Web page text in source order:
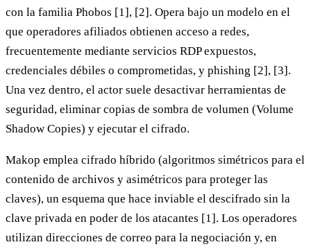
con la familia Phobos [1], [2]. Opera bajo un modelo en el
que operadores afiliados obtienen acceso a redes,
frecuentemente mediante servicios RDP expuestos,
credenciales débiles o comprometidas, y phishing [2], [3].
Una vez dentro, el actor suele desactivar herramientas de
seguridad, eliminar copias de sombra de volumen (Volume
Shadow Copies) y ejecutar el cifrado.
Makop emplea cifrado híbrido (algoritmos simétricos para el
contenido de archivos y asimétricos para proteger las
claves), un esquema que hace inviable el descifrado sin la
clave privada en poder de los atacantes [1]. Los operadores
utilizan direcciones de correo para la negociación y, en